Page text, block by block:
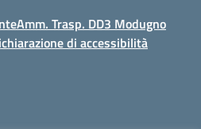
Amm. Trasp. DD3 Modugno
di accessibilità